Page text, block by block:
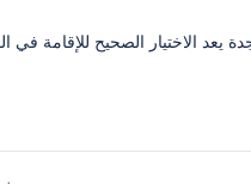
الاختيار الصحيح للإقامة في